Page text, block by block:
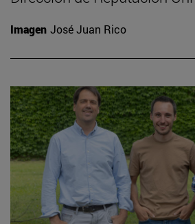
Imagen José Juan Rico